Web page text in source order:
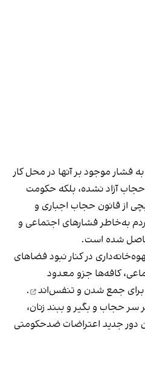
فشار موجود بر آنها در محل کار
آزاد نشده، بلکه حکومت
از قانون حجاب اجباری و
به‌خاطر فشارهای اجتماعی و
شده است.
در کنار نبود فضاهای
کافه‌ها جزو معدود
برای جمع شدن و تنفس‌اند
.
سر حجاب و بگیر و ببند زنان،
جدید اعتراضات ضدحکومتی